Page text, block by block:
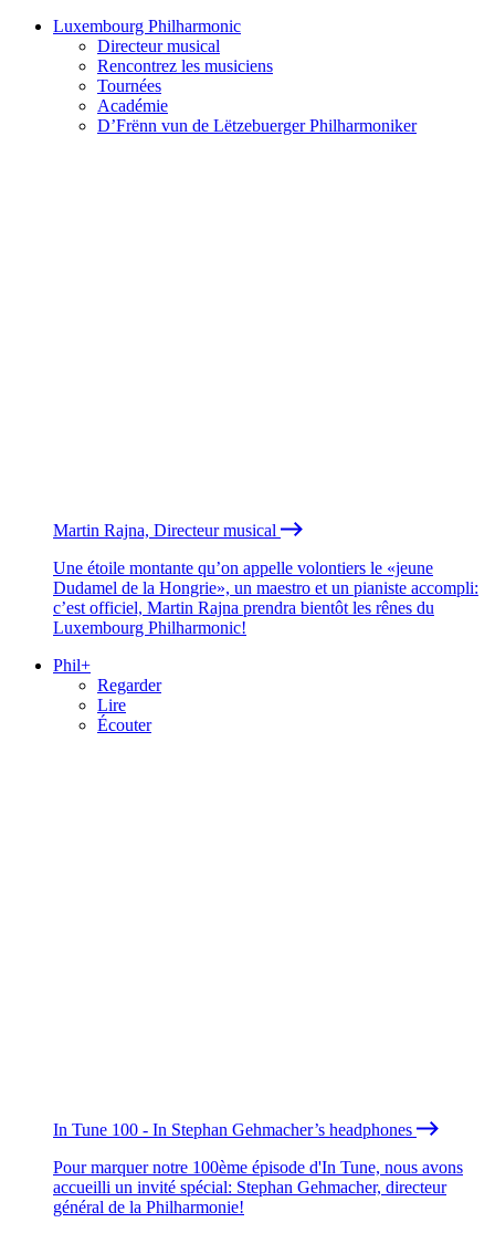
Luxembourg Philharmonic
Directeur musical
Rencontrez les musiciens
Tournées
Académie
D’Frënn vun de Lëtzebuerger Philharmoniker
Martin Rajna, Directeur musical
Une étoile montante qu’on appelle volontiers le «jeune
Dudamel de la Hongrie», un maestro et un pianiste accompli:
c’est officiel, Martin Rajna prendra bientôt les rênes du
Luxembourg Philharmonic!
Phil+
Regarder
Lire
Écouter
In Tune 100 - In Stephan Gehmacher’s headphones
Pour marquer notre 100ème épisode d'In Tune, nous avons
accueilli un invité spécial: Stephan Gehmacher, directeur
général de la Philharmonie!